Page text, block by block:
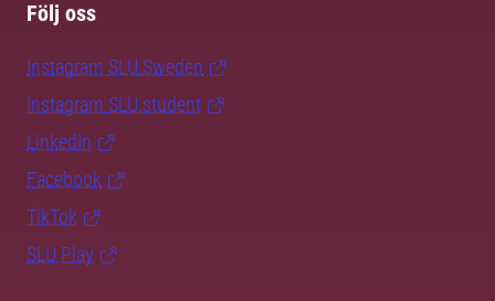
Följ oss
Instagram SLU.Sweden
Instagram SLU.student
LinkedIn
Facebook
TikTok
SLU Play